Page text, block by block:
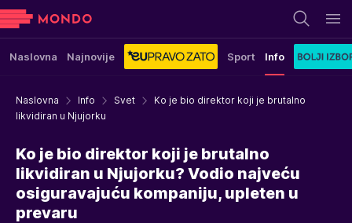
Naslovna Najnovije Sport Info
Naslovna Info Svet
Ko je bio direktor koji je brutalno
likvidiran u Njujorku
Ko je bio direktor koji je brutalno
likvidiran u Njujorku? Vodio najveću
osiguravajuću kompaniju, upleten u
prevaru